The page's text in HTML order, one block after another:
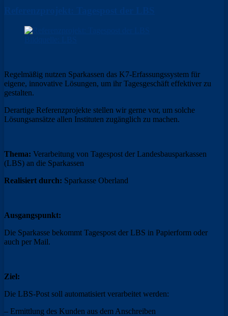
Regelmäßig nutzen Sparkassen das K7-Erfassungssystem für
eigene, innovative Lösungen, um ihr Tagesgeschäft effektiver zu
gestalten.
Derartige Referenzprojekte stellen wir gerne vor, um solche
Lösungsansätze allen Instituten zugänglich zu machen.
Thema: Verarbeitung von Tagespost der Landesbausparkassen
(LBS) an die Sparkassen
Realisiert durch: Sparkasse Oberland
Ausgangspunkt:
Die Sparkasse bekommt Tagespost der LBS in Papierform oder
auch per Mail.
Ziel:
Die LBS-Post soll automatisiert verarbeitet werden:
– Ermittlung des Kunden aus dem Anschreiben